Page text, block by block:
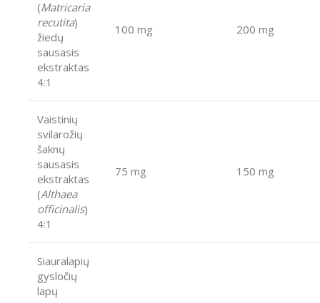
(Matricaria
recutita)
žiedų
sausasis
ekstraktas
4:1
100 mg 200 mg
Vaistinių
svilarožių
šaknų
sausasis
ekstraktas
(Althaea
officinalis)
4:1
75 mg 150 mg
Siauralapių
gysločių
lapų